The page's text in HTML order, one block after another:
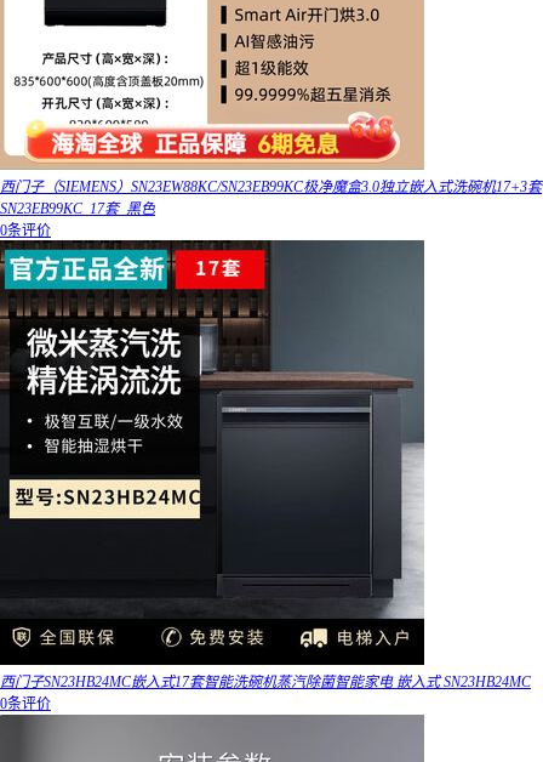
西门子（SIEMENS）SN23EW88KC/SN23EB99KC极净魔盒3.0独立嵌入式洗碗机17+3套
SN23EB99KC_17套_黑色
0条评价
西门子SN23HB24MC嵌入式17套智能洗碗机蒸汽除菌智能家电 嵌入式 SN23HB24MC
0条评价